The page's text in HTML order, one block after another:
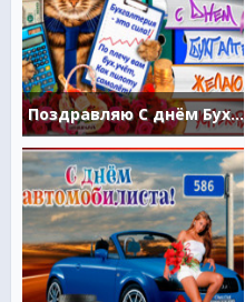
Поздравляю С днём Бухгалтера